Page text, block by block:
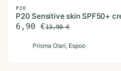
P20
P20 Sensitive skin SPF50+
6,90 €13,90€
Prisma Olari, Espoo